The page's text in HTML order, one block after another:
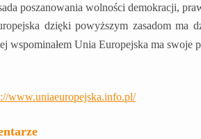
poszanowania wolności demokracji,
dzięki powyższym zasadom ma
wspominałem Unia Europejska ma swoje
www.uniaeuropejska.info.pl/